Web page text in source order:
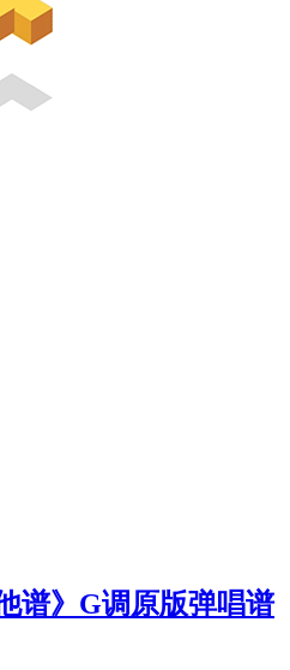
谱》G调原版弹唱谱